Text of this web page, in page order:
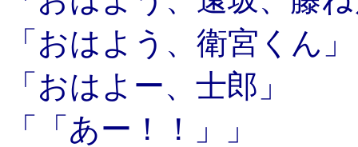
「おはよう、衛宮くん」
「おはよー、士郎」
「「あー！！」」